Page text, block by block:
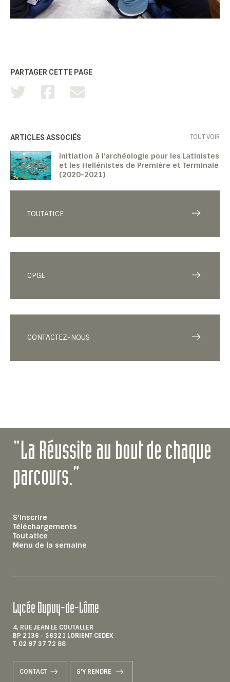
PARTAGER CETTE PAGE
ARTICLES ASSOCIÉS TOUT VOIR
Initiation à l’archéologie pour les Latinistes
et les Hellénistes de Première et Terminale
(2020-2021)
TOUTATICE
CPGE
CONTACTEZ-NOUS
"La Réussite au bout de chaque
parcours."
S'inscrire
Téléchargements
Toutatice
Menu de la semaine
Lycée Dupuy-de-Lôme
4, RUE JEAN LE COUTALLER
BP 2136 - 56321 LORIENT CEDEX
T. 02 97 37 72 88
CONTACT S'Y RENDRE